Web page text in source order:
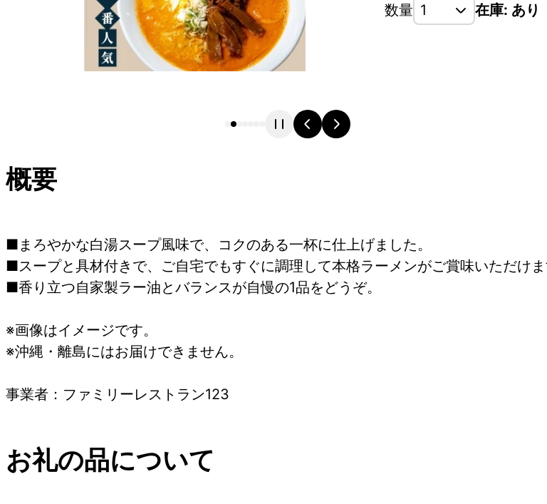
数量 在庫: あり
概要
■まろやかな白湯スープ風味で、コクのある一杯に仕上げました。
■スープと具材付きで、ご自宅でもすぐに調理して本格ラーメンがご賞味いただけま
■香り立つ自家製ラー油とバランスが自慢の1品をどうぞ。
※画像はイメージです。
※沖縄・離島にはお届けできません。
事業者：ファミリーレストラン123
お礼の品について